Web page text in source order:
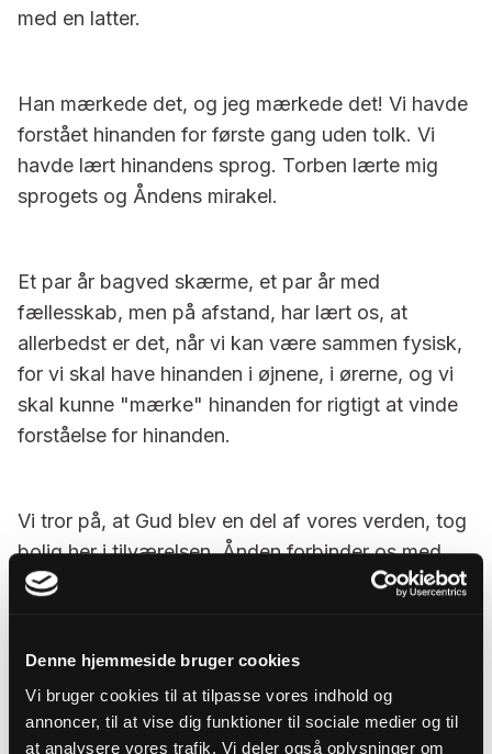
Denne hjemmeside bruger cookies
Vi bruger cookies til at tilpasse vores indhold og
annoncer, til at vise dig funktioner til sociale medier og til
at analysere vores trafik. Vi deler også oplysninger om
med en latter.
Han mærkede det, og jeg mærkede det! Vi havde
forstået hinanden for første gang uden tolk. Vi
havde lært hinandens sprog. Torben lærte mig
sprogets og Åndens mirakel.
Et par år bagved skærme, et par år med
fællesskab, men på afstand, har lært os, at
allerbedst er det, når vi kan være sammen fysisk,
for vi skal have hinanden i øjnene, i ørerne, og vi
skal kunne "mærke" hinanden for rigtigt at vinde
forståelse for hinanden.
Vi tror på, at Gud blev en del af vores verden, tog
bolig her i tilværelsen. Ånden forbinder os med
Kristus, Guds søn som lærer os alt om, hvad det
forandrer os, minder os om, at verden kan blive
anderledes.